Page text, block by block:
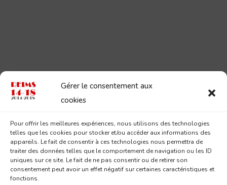
Gérer le consentement aux
cookies
Pour offrir les meilleures expériences, nous utilisons des technologies
telles que les cookies pour stocker et/ou accéder aux informations des
appareils. Le fait de consentir à ces technologies nous permettra de
traiter des données telles que le comportement de navigation ou les ID
uniques sur ce site. Le fait de ne pas consentir ou de retirer son
consentement peut avoir un effet négatif sur certaines caractéristiques et
fonctions.